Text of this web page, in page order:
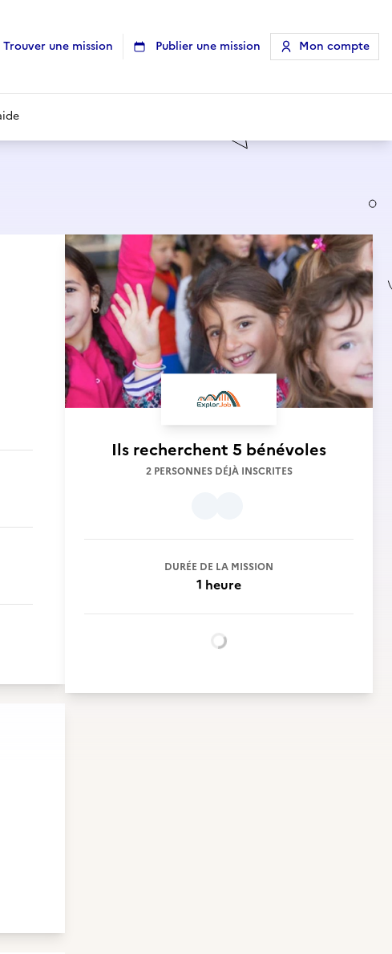
Trouver une mission Publier une mission Mon compte
Ils recherchent 5 bénévoles
2 PERSONNES DÉJÀ INSCRITES
DURÉE DE LA MISSION
1 heure
Chargement...